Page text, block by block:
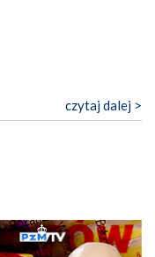
czytaj dalej >